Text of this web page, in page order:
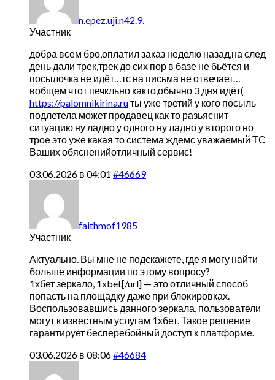
n.epez.uji.n42.9.
Участник
добра всем бро,оплатил заказ неделю назад,на след
день дали трек,трек до сих пор в базе не бьётся и
посылочка не идёт…тс на письма не отвечает…
вобщем чтот печкльно както,обычно 3 дня идёт(
https://palomnikirina.ruты уже третий у кого посыль
подлетела может продавец как то разьяснит
ситуацию ну ладно у одного ну ладно у второго но
трое это уже какая то система ждемс уважаемый ТС
Ваших обясненийотличный сервис!
03.06.2026 в 04:01 #46669
faithmof1985
Участник
Актуально. Вы мне не подскажете, где я могу найти
больше информации по этому вопросу?
1хбет зеркало, 1xbet[/url] — это отличный способ
попасть на площадку даже при блокировках.
Воспользовавшись данного зеркала, пользователи
могут к известным услугам 1хбет. Такое решение
гарантирует бесперебойный доступ к платформе.
03.06.2026 в 08:06#46684